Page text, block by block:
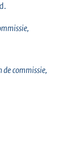
commissie,